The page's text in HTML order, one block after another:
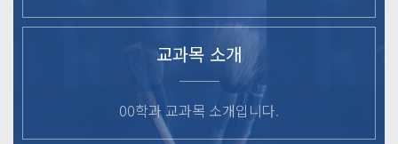
교과목 소개
00학과 교과목 소개입니다.